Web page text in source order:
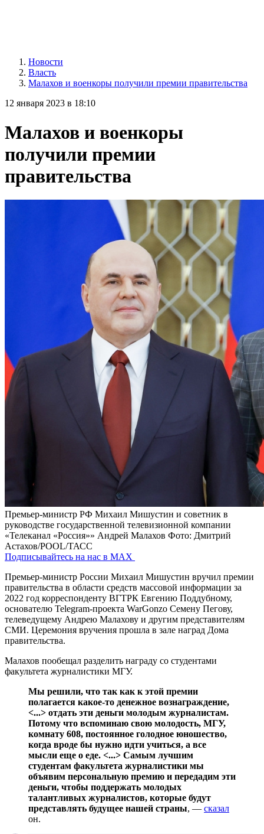
Новости
Власть
Малахов и военкоры получили премии правительства
12 января 2023 в 18:10
Малахов и военкоры
получили премии
правительства
Премьер-министр РФ Михаил Мишустин и советник в
руководстве государственной телевизионной компании
«Телеканал «Россия»» Андрей Малахов Фото: Дмитрий
Астахов/POOL/ТАСС
Подписывайтесь на нас в MAX
Премьер-министр России Михаил Мишустин вручил премии
правительства в области средств массовой информации за
2022 год корреспонденту ВГТРК Евгению Поддубному,
основателю Telegram-проекта WarGonzo Семену Пегову,
телеведущему Андрею Малахову и другим представителям
СМИ. Церемония вручения прошла в зале наград Дома
правительства.
Малахов пообещал разделить награду со студентами
факультета журналистики МГУ.
Мы решили, что так как к этой премии
полагается какое-то денежное вознаграждение,
<...> отдать эти деньги молодым журналистам.
Потому что вспоминаю свою молодость, МГУ,
комнату 608, постоянное голодное юношество,
когда вроде бы нужно идти учиться, а все
мысли еще о еде. <...> Самым лучшим
студентам факультета журналистики мы
объявим персональную премию и передадим эти
деньги, чтобы поддержать молодых
талантливых журналистов, которые будут
представлять будущее нашей страны, — сказал
он.